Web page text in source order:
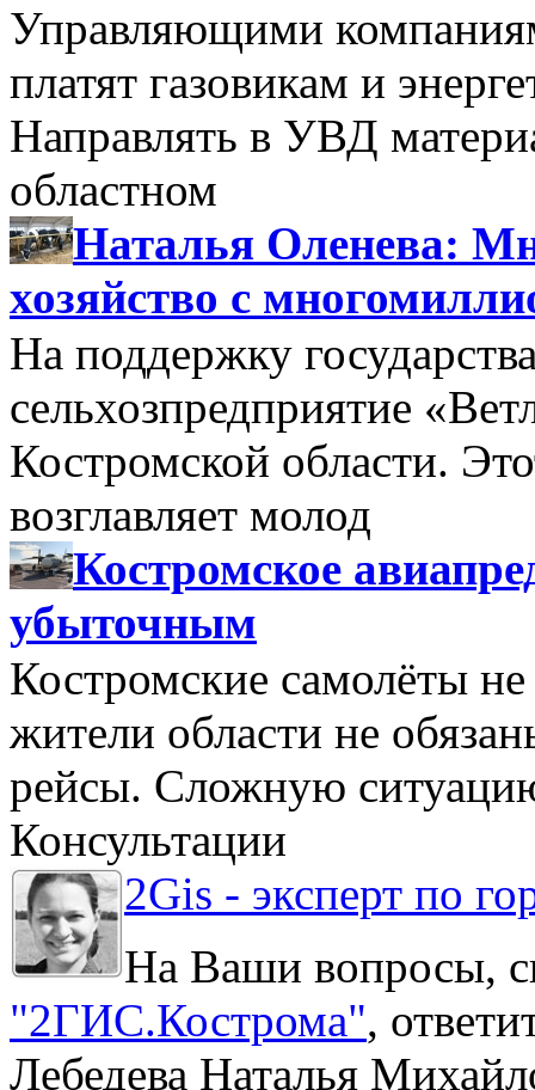
Управляющими
платят газовикам и
Направлять в УВД
областном
Наталья Оленева:
хозяйство с
На поддержку
сельхозпредприятие
Костромской области.
возглавляет молод
Костромское
убыточным
Костромские самолёты
жители области не
рейсы. Сложную
Консультации
2Gis - эксперт по
На Ваши вопросы,
"2ГИС.Кострома",
Лебедева Наталья